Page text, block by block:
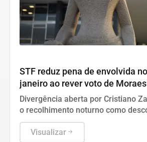
STF reduz pena de envolvida
janeiro ao rever voto de Moraes
Divergência aberta por Cristiano
o recolhimento noturno como
gerando uma rara derrota ao relator.
Visualizar